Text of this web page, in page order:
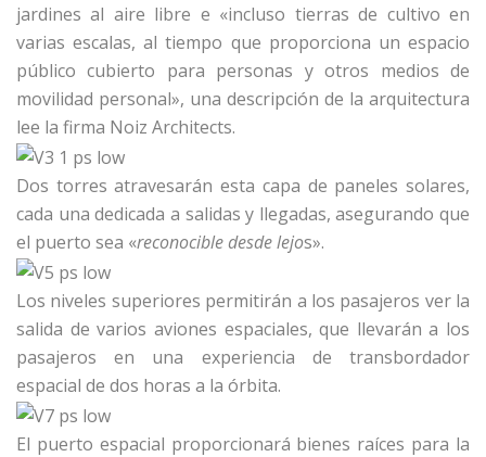
jardines al aire libre e «incluso tierras de cultivo en
varias escalas, al tiempo que proporciona un espacio
público cubierto para personas y otros medios de
movilidad personal», una descripción de la arquitectura
lee la firma Noiz Architects.
Dos torres atravesarán esta capa de paneles solares,
cada una dedicada a salidas y llegadas, asegurando que
el puerto sea «reconocible desde lejos».
Los niveles superiores permitirán a los pasajeros ver la
salida de varios aviones espaciales, que llevarán a los
pasajeros en una experiencia de transbordador
espacial de dos horas a la órbita.
El puerto espacial proporcionará bienes raíces para la